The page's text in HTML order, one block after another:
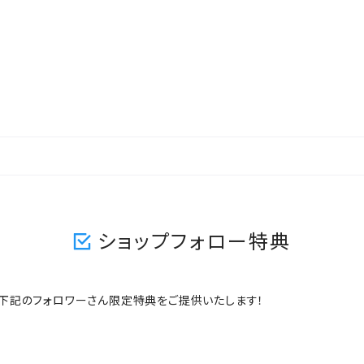
ショップフォロー特典
のフォロワーさん限定特典をご提供いたします！